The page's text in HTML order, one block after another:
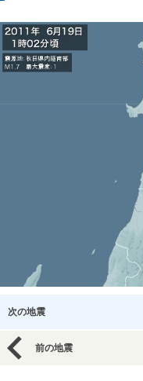
次の地震
前の地震